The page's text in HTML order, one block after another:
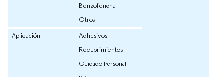
Benzofenona
Otros
Aplicación
Adhesivos
Recubrimientos
Cuidado Personal